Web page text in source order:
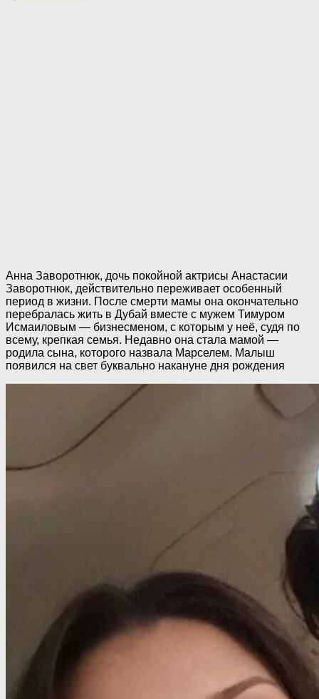
Анна Заворотнюк, дочь покойной актрисы Анастасии
Заворотнюк, действительно переживает особенный
период в жизни. После смерти мамы она окончательно
перебралась жить в Дубай вместе с мужем Тимуром
Исмаиловым — бизнесменом, с которым у неё, судя по
всему, крепкая семья. Недавно она стала мамой —
родила сына, которого назвала Марселем. Малыш
появился на свет буквально накануне дня рождения